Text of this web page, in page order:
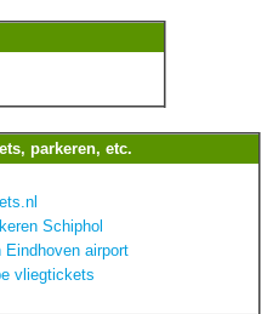
parkeren, etc.
Schiphol
Eindhoven airport
vliegtickets